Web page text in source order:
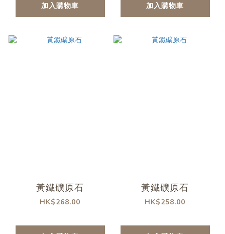
加入購物車 加入購物車
黃鐵礦原石
HK$268.00
黃鐵礦原石
HK$258.00